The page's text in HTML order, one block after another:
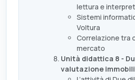
lettura e
Sistemi
Voltura
Correlazione tra
mercato
Unità didattica 8 -
valutazione